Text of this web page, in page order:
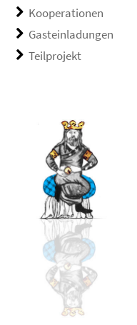
Kooperationen
Gasteinladungen
Teilprojekt